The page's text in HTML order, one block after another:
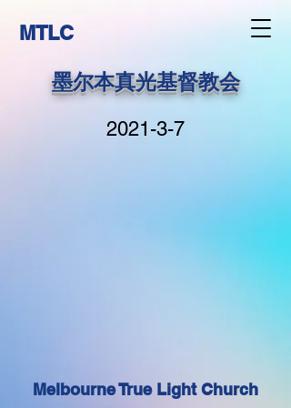
MTLC
墨尔本真光基督教会
2021-3-7
Melbourne True Light Church